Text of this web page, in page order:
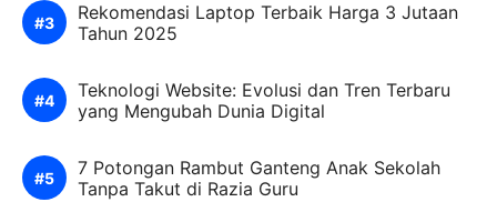
Rekomendasi Laptop Terbaik Harga 3 Jutaan
Tahun 2025
Teknologi Website: Evolusi dan Tren Terbaru
yang Mengubah Dunia Digital
7 Potongan Rambut Ganteng Anak Sekolah
Tanpa Takut di Razia Guru